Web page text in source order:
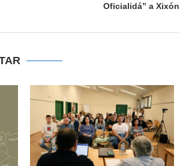
Oficialidá” a Xixón